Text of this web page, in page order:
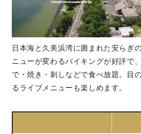
日本海と久美浜湾に囲まれた安らぎ
ニューが変わるバイキングが好評で
で・焼き・刺しなどで食べ放題。目
るライブメニューも楽しめます。